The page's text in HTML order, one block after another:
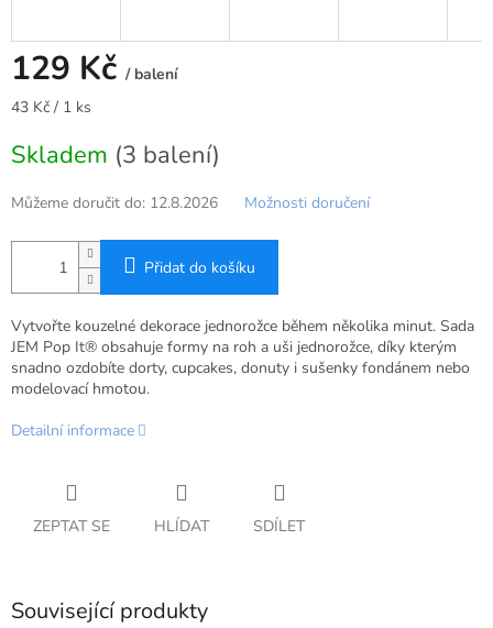
129 Kč / balení
Měrná
43 Kč / 1 ks
Skladem (3 balení)
Můžeme doručit do: 12.8.2026 Možnosti doručení
Přidat do košíku
Vytvořte kouzelné dekorace jednorožce během několika minut. Sada
JEM Pop It® obsahuje formy na roh a uši jednorožce, díky kterým
snadno ozdobíte dorty, cupcakes, donuty i sušenky fondánem nebo
modelovací hmotou.
Detailní informace
ZEPTAT SE HLÍDAT SDÍLET
Související produkty